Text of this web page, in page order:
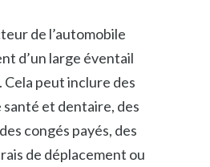
de l’automobile
d’un large éventail
Cela peut inclure des
santé et dentaire, des
congés payés, des
de déplacement ou